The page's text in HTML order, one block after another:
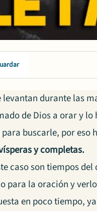
levantan durante las
de Dios a orar y lo
buscarle, por eso
y completas.
caso son tiempos
para la oración y
en poco tiempo,